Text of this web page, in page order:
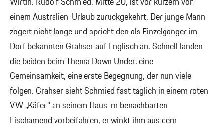
einem Australien-Urlaub zurückgekehrt. Der junge Mann
zögert nicht lange und spricht den als Einzelgänger im
Dorf bekannten Grahser auf Englisch an. Schnell landen
die beiden beim Thema Down Under, eine
Gemeinsamkeit, eine erste Begegnung, der nun viele
folgen. Grahser sieht Schmied fast täglich in einem roten
VW „Käfer“ an seinem Haus im benachbarten
Fischamend vorbeifahren, er winkt ihm aus dem